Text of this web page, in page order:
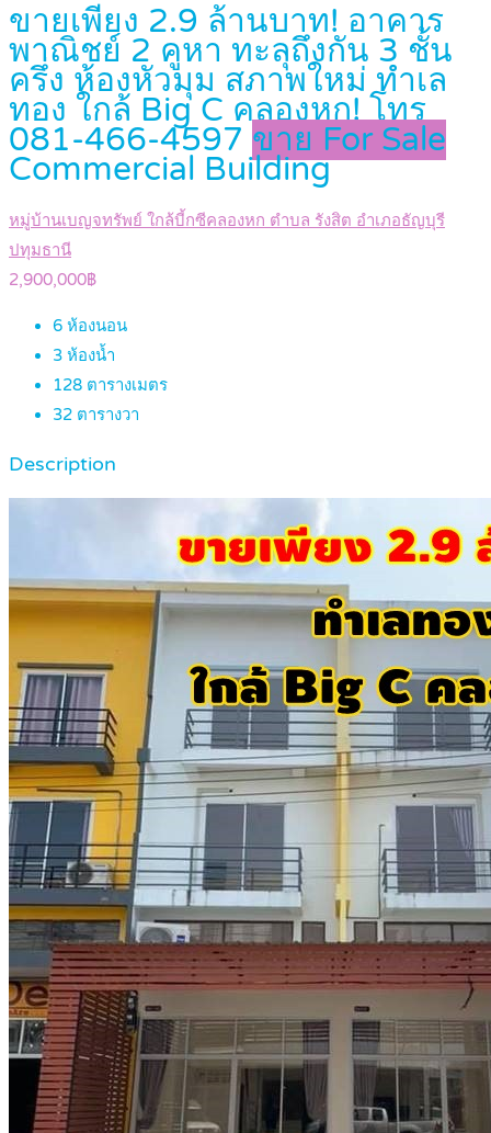
ขายเพียง 2.9 ล้านบาท! อาคาร
พาณิชย์ 2 คูหา ทะลุถึงกัน 3 ชั้น
ครึ่ง ห้องหัวมุม สภาพใหม่ ทำเล
ทอง ใกล้ Big C คลองหก! โทร
081-466-4597 ขาย For Sale
Commercial Building
หมู่บ้านเบญจทรัพย์ ใกล้บี้กซีคลองหก ตำบล รังสิต อำเภอธัญบุรี
ปทุมธานี
2,900,000฿
6 ห้องนอน
3 ห้องน้ำ
128 ตารางเมตร
32 ตารางวา
Description